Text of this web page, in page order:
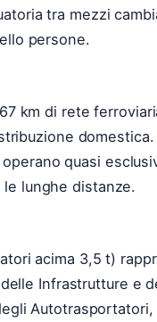
tra mezzi
persone.
km di rete
quasi
lunghe distanze.
acima 3,5 t)
Infrastrutture e